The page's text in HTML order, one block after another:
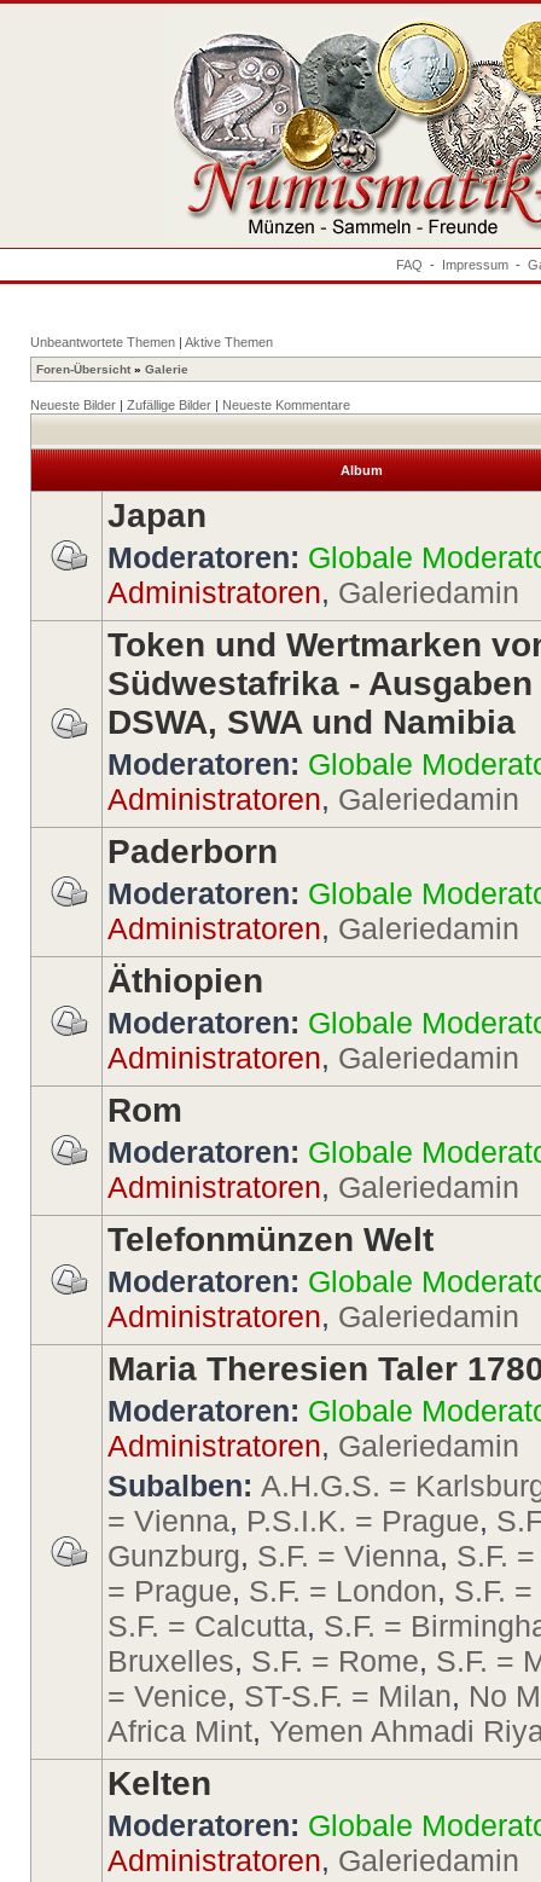
FAQ - Impressum -
Unbeantwortete Themen | Aktive Themen
Foren-Übersicht » Galerie
Neueste Bilder | Zufällige Bilder | Neueste Kommentare
Album
Japan
Moderatoren: Globale
Administratoren, Galeriedamin
Token und Wertmarken
Südwestafrika -
DSWA, SWA und Namibia
Moderatoren: Globale
Administratoren, Galeriedamin
Paderborn
Moderatoren: Globale
Administratoren, Galeriedamin
Äthiopien
Moderatoren: Globale
Administratoren, Galeriedamin
Rom
Moderatoren: Globale
Administratoren, Galeriedamin
Telefonmünzen Welt
Moderatoren: Globale
Administratoren, Galeriedamin
Maria Theresien Taler
Moderatoren: Globale
Administratoren, Galeriedamin
Subalben: A.H.G.S. =
= Vienna, P.S.I.K. = Prague,
Gunzburg, S.F. = Vienna, S.F.
= Prague, S.F. = London, S.F.
S.F. = Calcutta, S.F. =
Bruxelles, S.F. = Rome, S.F. =
= Venice, ST-S.F. = Milan, No
Africa Mint, Yemen Ahmadi
Kelten
Moderatoren: Globale
Administratoren, Galeriedamin